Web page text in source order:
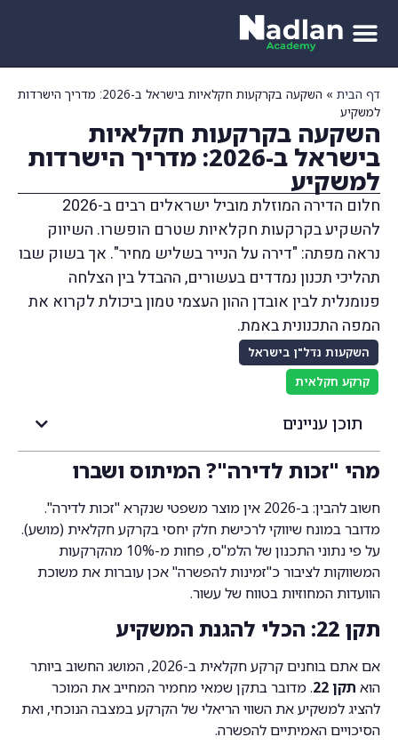
דף הבית »
השקעה בקרקעות חקלאיות בישראל ב-2026: מדריך הישרדות
למשקיע
השקעה בקרקעות חקלאיות
בישראל ב-2026: מדריך הישרדות
למשקיע
חלום הדירה המוזלת מוביל ישראלים רבים ב-2026
להשקיע בקרקעות חקלאיות שטרם הופשרו. השיווק
נראה מפתה: "דירה על הנייר בשליש מחיר". אך בשוק שבו
תהליכי תכנון נמדדים בעשורים, ההבדל בין הצלחה
פנומנלית לבין אובדן ההון העצמי טמון ביכולת לקרוא את
המפה התכנונית באמת.
השקעות נדל"ן בישראל
קרקע חקלאית
תוכן עניינים
מהי "זכות לדירה"? המיתוס ושברו
חשוב להבין: ב-2026 אין מוצר משפטי שנקרא "זכות לדירה".
מדובר במונח שיווקי לרכישת חלק יחסי בקרקע חקלאית (מושע).
על פי נתוני התכנון של הלמ"ס, פחות מ-10% מהקרקעות
המשווקות לציבור כ"זמינות להפשרה" אכן עוברות את משוכת
הוועדות המחוזיות בטווח של עשור.
תקן 22: הכלי להגנת המשקיע
אם אתם בוחנים קרקע חקלאית ב-2026, המושג החשוב ביותר
הוא תקן 22
. מדובר בתקן שמאי מחמיר המחייב את המוכר
להציג למשקיע את השווי הריאלי של הקרקע במצבה הנוכחי, ואת
הסיכויים האמיתיים להפשרה.